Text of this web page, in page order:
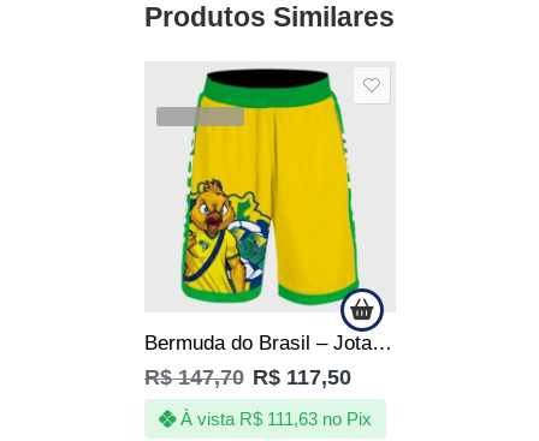
Produtos Similares
Bermuda do Brasil – Jotaz – Canário furioso – copa – Masculino
R$147,70 R$117,50
À vista R$ 111,63 no Pix